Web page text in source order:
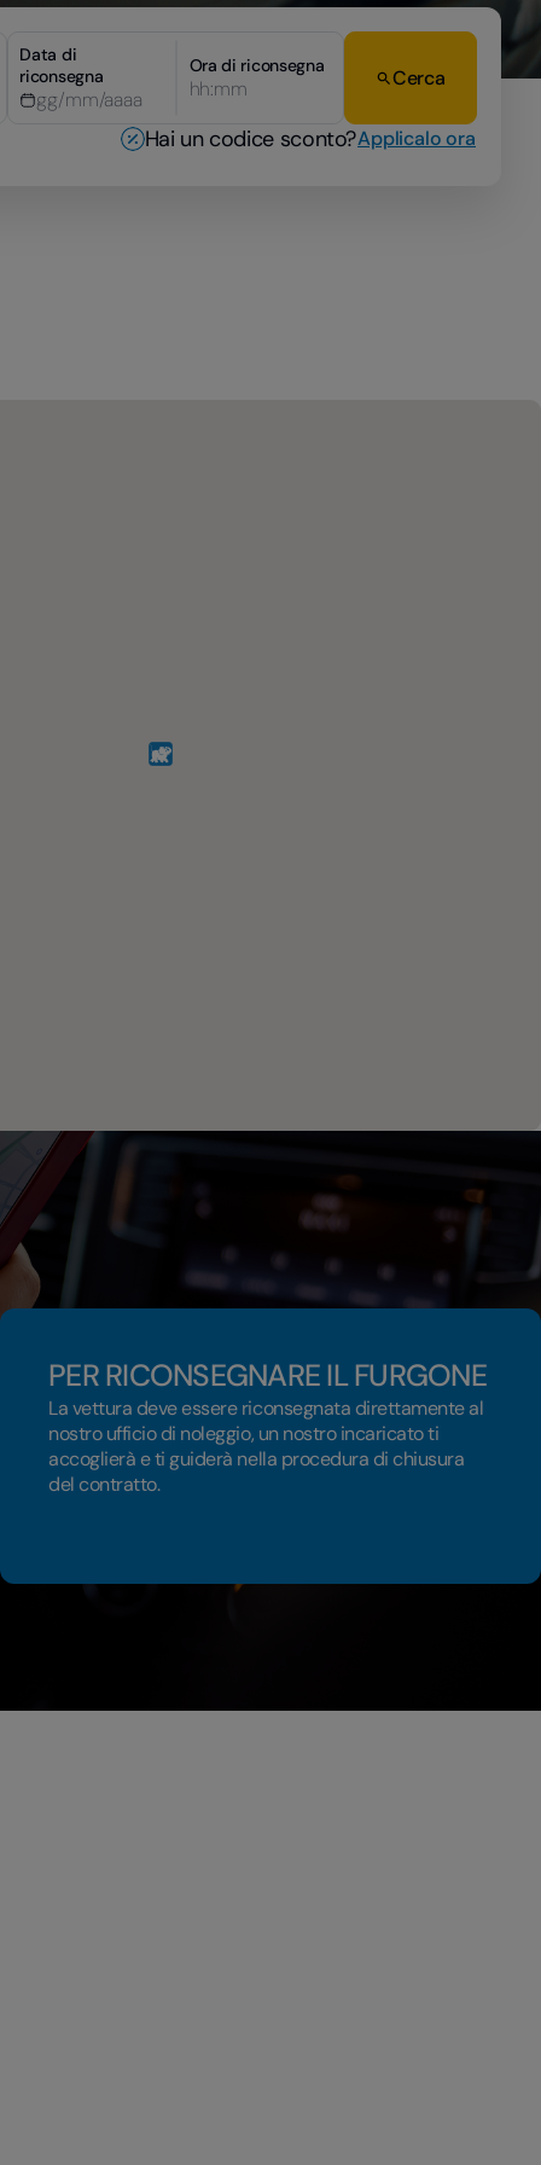
Data di
riconsegna
Ora di riconsegna
hh:mm Cerca
Hai un codice sconto?Applicalo ora
PER RICONSEGNARE IL FURGONE
La vettura deve essere riconsegnata direttamente al
nostro ufficio di noleggio, un nostro incaricato ti
accoglierà e ti guiderà nella procedura di chiusura
del contratto.